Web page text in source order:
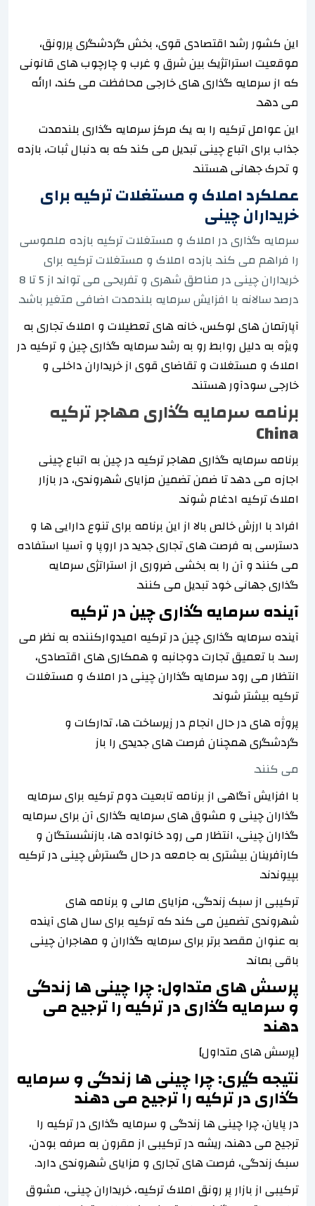
این کشور رشد اقتصادی قوی، بخش گردشگری پررونق،
موقعیت استراتژیک بین شرق و غرب و چارچوب های قانونی
که از سرمایه گذاری های خارجی محافظت می کند، ارائه
می دهد.
این عوامل ترکیه را به یک مرکز سرمایه گذاری بلندمدت
جذاب برای اتباع چینی تبدیل می کند که به دنبال ثبات، بازده
و تحرک جهانی هستند.
عملکرد املاک و مستغلات ترکیه برای
خریداران چینی
سرمایه گذاری در املاک و مستغلات ترکیه بازده ملموسی
را فراهم می کند. بازده املاک و مستغلات ترکیه برای
خریداران چینی در مناطق شهری و تفریحی می تواند از 5 تا 8
درصد سالانه با افزایش سرمایه بلندمدت اضافی متغیر باشد.
آپارتمان های لوکس، خانه های تعطیلات و املاک تجاری به
ویژه به دلیل روابط رو به رشد سرمایه گذاری چین و ترکیه در
املاک و مستغلات و تقاضای قوی از خریداران داخلی و
خارجی سودآور هستند.
برنامه سرمایه گذاری مهاجر ترکیه
China
برنامه سرمایه گذاری مهاجر ترکیه در چین به اتباع چینی
اجازه می دهد تا ضمن تضمین مزایای شهروندی، در بازار
املاک ترکیه ادغام شوند.
افراد با ارزش خالص بالا از این برنامه برای تنوع دارایی ها و
دسترسی به فرصت های تجاری جدید در اروپا و آسیا استفاده
می کنند و آن را به بخشی ضروری از استراتژی سرمایه
گذاری جهانی خود تبدیل می کنند.
آینده سرمایه گذاری چین در ترکیه
آینده سرمایه گذاری چین در ترکیه امیدوارکننده به نظر می
رسد. با تعمیق تجارت دوجانبه و همکاری های اقتصادی،
انتظار می رود سرمایه گذاران چینی در املاک و مستغلات
ترکیه بیشتر شوند.
پروژه های در حال انجام در زیرساخت ها، تدارکات و
گردشگری همچنان فرصت های جدیدی را باز
می کنند.
با افزایش آگاهی از برنامه تابعیت دوم ترکیه برای سرمایه
گذاران چینی و مشوق های سرمایه گذاری آن برای سرمایه
گذاران چینی، انتظار می رود خانواده ها، بازنشستگان و
کارآفرینان بیشتری به جامعه در حال گسترش چینی در ترکیه
بپیوندند.
ترکیبی از سبک زندگی، مزایای مالی و برنامه های
شهروندی تضمین می کند که ترکیه برای سال های آینده
به عنوان مقصد برتر برای سرمایه گذاران و مهاجران چینی
باقی بماند.
پرسش های متداول: چرا چینی ها زندگی
و سرمایه گذاری در ترکیه را ترجیح می
دهند
[پرسش های متداول]
نتیجه گیری: چرا چینی ها زندگی و سرمایه
گذاری در ترکیه را ترجیح می دهند
در پایان، چرا چینی ها زندگی و سرمایه گذاری در ترکیه را
ترجیح می دهند، ریشه در ترکیبی از مقرون به صرفه بودن،
سبک زندگی، فرصت های تجاری و مزایای شهروندی دارد.
ترکیبی از بازار پر رونق املاک ترکیه، خریداران چینی، مشوق